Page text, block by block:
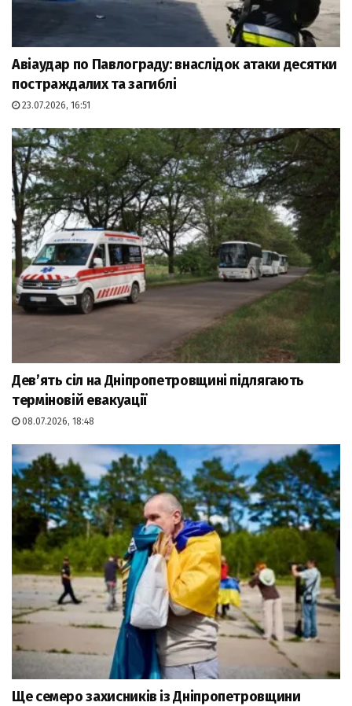
Авіаудар по Павлограду: внаслідок атаки десятки
постраждалих та загиблі
23.07.2026, 16:51
Дев’ять сіл на Дніпропетровщині підлягають
терміновій евакуації
08.07.2026, 18:48
Ще семеро захисників із Дніпропетровщини